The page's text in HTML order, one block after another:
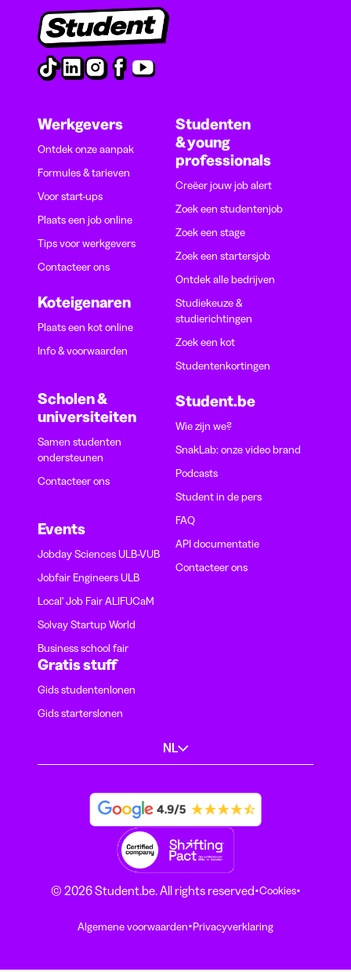
Werkgevers
Ontdek onze aanpak
Formules & tarieven
Voor start-ups
Plaats een job online
Tips voor werkgevers
Contacteer ons
Koteigenaren
Plaats een kot online
Info & voorwaarden
Scholen &
universiteiten
Samen studenten
ondersteunen
Contacteer ons
Events
Jobday Sciences ULB-VUB
Jobfair Engineers ULB
Local' Job Fair ALIFUCaM
Solvay Startup World
Business school fair
Studenten
& young
professionals
Creëer jouw job alert
Zoek een studentenjob
Zoek een stage
Zoek een startersjob
Ontdek alle bedrijven
Studiekeuze &
studierichtingen
Zoek een kot
Studentenkortingen
Student.be
Wie zijn we?
SnakLab: onze video brand
Podcasts
Student in de pers
FAQ
API documentatie
Contacteer ons
Gratis stuff
Gids studentenlonen
Gids starterslonen
NL
© 2026 Student.be. All rights reserved·Cookies·
Algemene voorwaarden·Privacyverklaring